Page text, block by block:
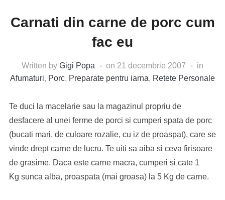
Carnati din carne de porc cum
fac eu
Written by Gigi Popa on 21 decembrie 2007
in
Afumaturi, Porc, Preparate pentru iarna, Retete Personale
Te duci la macelarie sau la magazinul propriu de
desfacere al unei ferme de porci si cumperi spata de porc
(bucati mari, de culoare rozalie, cu iz de proaspat), care se
vinde drept carne de lucru. Te uiti sa aiba si ceva firisoare
de grasime. Daca este carne macra, cumperi si cate 1
Kg sunca alba, proaspata (mai groasa) la 5 Kg de carne.